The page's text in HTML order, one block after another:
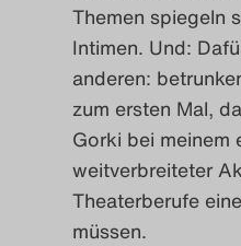
Themen spiegeln
Intimen. Und:
anderen:
zum ersten Mal,
Gorki bei
weitverbreiteter
Theaterberufe
müssen.